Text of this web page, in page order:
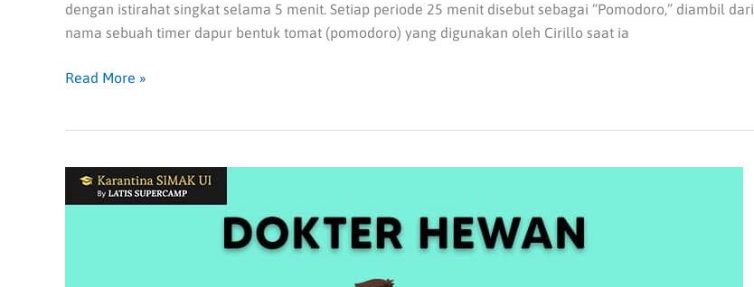
dengan istirahat singkat selama 5 menit. Setiap periode 25 menit disebut sebagai “Pomodoro,” diambil dari
nama sebuah timer dapur bentuk tomat (pomodoro) yang digunakan oleh Cirillo saat ia
Read More »
Apa
Saja